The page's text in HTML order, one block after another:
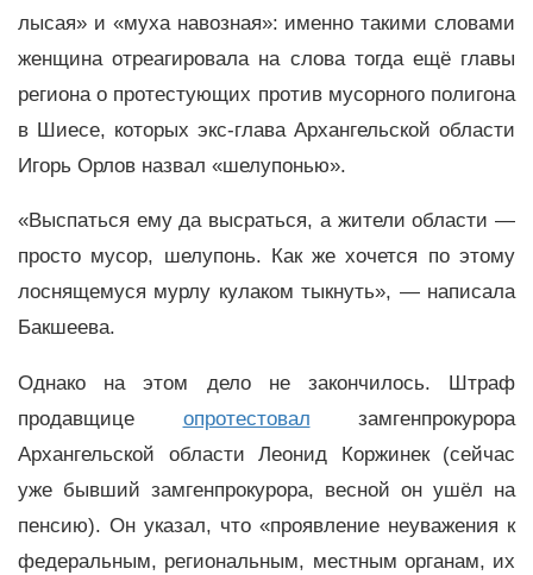
лысая» и «муха навозная»: именно такими словами
женщина отреагировала на слова тогда ещё главы
региона о протестующих против мусорного полигона
в Шиесе, которых экс-глава Архангельской области
Игорь Орлов назвал «шелупонью».
«Выспаться ему да высраться, а жители области —
просто мусор, шелупонь. Как же хочется по этому
лоснящемуся мурлу кулаком тыкнуть», — написала
Бакшеева.
Однако на этом дело не закончилось. Штраф
продавщице опротестовал замгенпрокурора
Архангельской области Леонид Коржинек (сейчас
уже бывший замгенпрокурора, весной он ушёл на
пенсию). Он указал, что «проявление неуважения к
федеральным, региональным, местным органам, их